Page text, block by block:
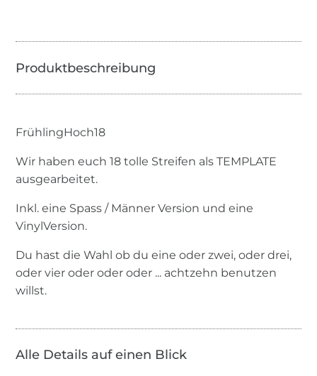
FrühlingHoch18
Wir haben euch 18 tolle Streifen als TEMPLATE
ausgearbeitet.
Inkl. eine Spass / Männer Version und eine
VinylVersion.
Du hast die Wahl ob du eine oder zwei, oder drei,
oder vier oder oder oder ... achtzehn benutzen
willst.
Alle Details auf einen Blick